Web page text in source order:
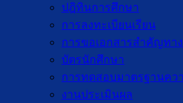
ปฎิทินการศึกษา
การลงทะเบียนเรียน
การขอเอกสารสำคัญทา
บัตรนักศึกษา
การทดสอบมาตรฐานคว
งานประเมินผล